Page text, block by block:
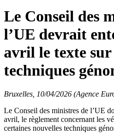
Le Conseil des
l’UE devrait
avril le texte sur
techniques
Bruxelles, 10/04/2026 (Agence
Le Conseil des ministres de l’UE
avril, le règlement concernant les
certaines nouvelles techniques